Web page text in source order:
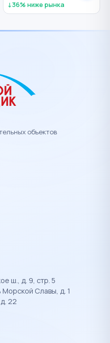
↓36% ниже рынка
объектов
ш., д. 9, стр. 5
Славы, д. 1
22